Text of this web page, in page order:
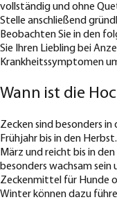
vollständig und ohne
Stelle anschließend
Beobachten Sie in den
Sie Ihren Liebling bei
Krankheitssymptomen
Wann ist die
Zecken sind besonders
Frühjahr bis in den
März und reicht bis in
besonders wachsam
Zeckenmittel für Hunde
Winter können dazu